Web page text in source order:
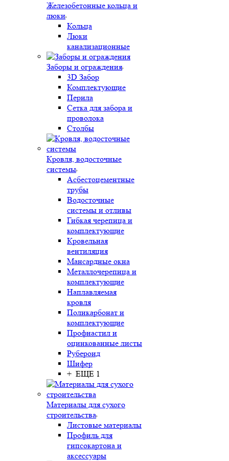
Железобетонные кольца и
люки
Кольца
Люки
канализационные
Заборы и ограждения
3D Забор
Комплектующие
Перила
Сетка для забора и
проволока
Столбы
Кровля, водосточные
системы
Асбестоцементные
трубы
Водосточные
системы и отливы
Гибкая черепица и
комплектующие
Кровельная
вентиляция
Мансардные окна
Металлочерепица и
комплектующие
Наплавляемая
кровля
Поликарбонат и
комплектующие
Профнастил и
оцинкованные листы
Рубероид
Шифер
+ ЕЩЕ 1
Материалы для сухого
строительства
Листовые материалы
Профиль для
гипсокартона и
аксессуары